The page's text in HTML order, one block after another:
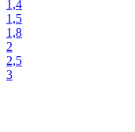
1,4
1,5
1,8
2
2,5
3